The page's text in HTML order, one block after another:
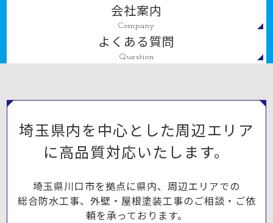
会社案内
Company
よくある質問
Question
埼玉県内を中心とした周辺エリア
に高品質対応いたします。
埼玉県川口市を拠点に県内、周辺エリアでの
総合防水工事、外壁・屋根塗装工事のご相談・ご依
頼を承っております。